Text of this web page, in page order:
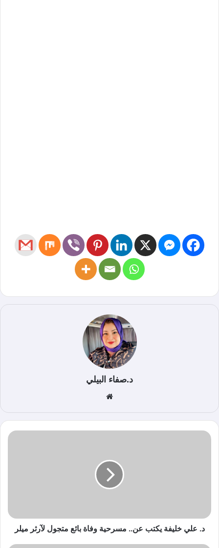
د.صفاء البيلي
الوي
ب
د. علي خليفة يكتب عن.. مسرحية وفاة بائع متجول لآرثر ميلر